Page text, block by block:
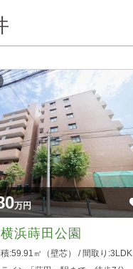
万円
浜蒔田公園
59.91㎡（壁芯）
3LDK